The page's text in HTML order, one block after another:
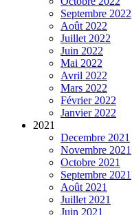
Septembre 2022
Août 2022
Juillet 2022
Juin 2022
Mai 2022
Avril 2022
Mars 2022
Février 2022
Janvier 2022
2021
Decembre 2021
Novembre 2021
Octobre 2021
Septembre 2021
Août 2021
Juillet 2021
Juin 2021